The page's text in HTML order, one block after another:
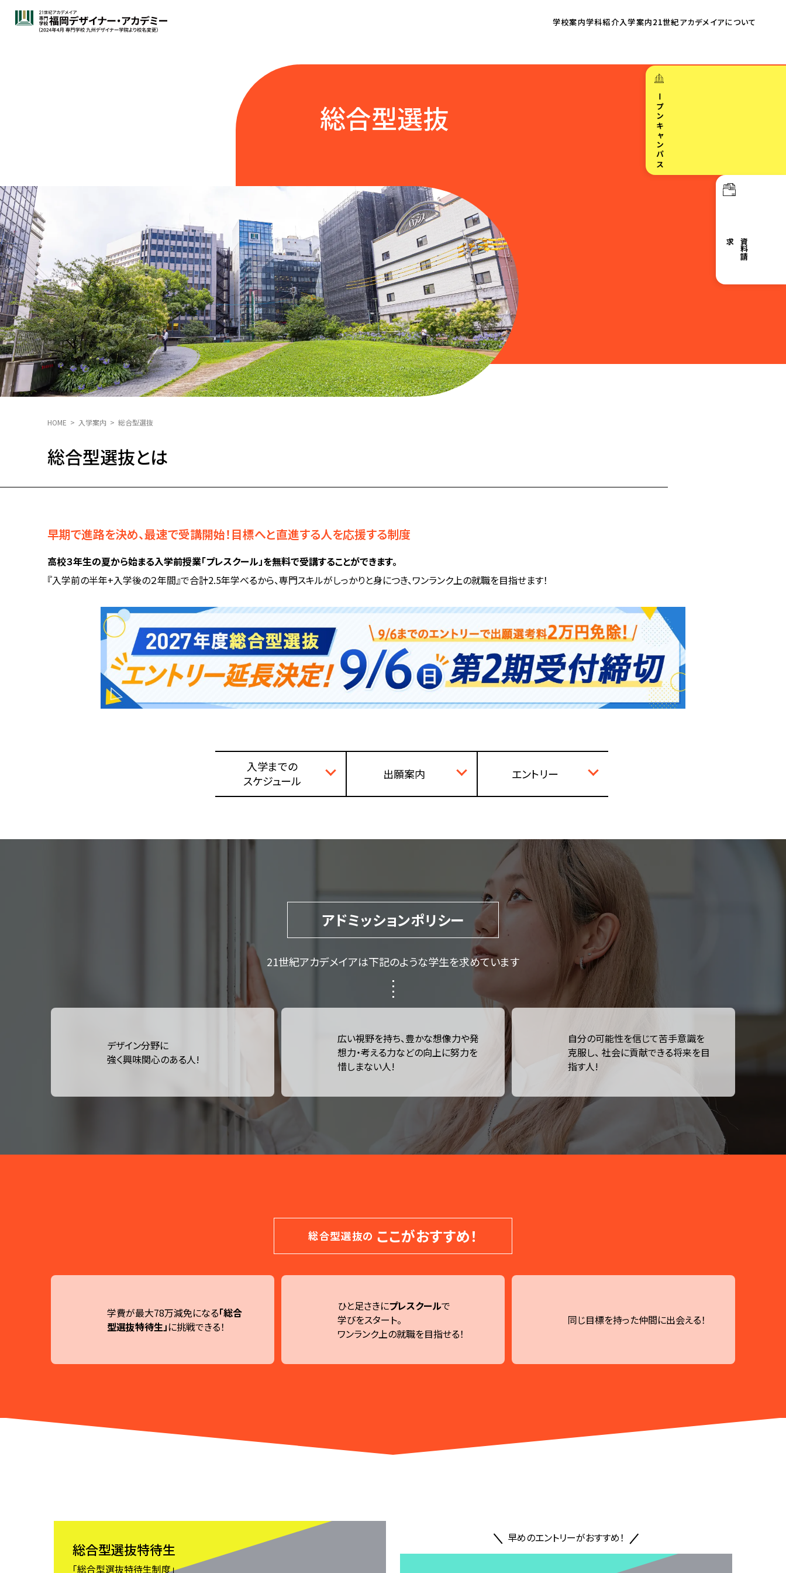
総合型選抜
HOME 入学案内 総合型選抜
総合型選抜とは
早期で進路を決め、最速で受講開始！目標へと直進する人を応援する制度
高校３年生の夏から始まる入学前授業「プレスクール」を無料で受講することができます。
『入学前の半年+入学後の２年間』で合計2.5年学べるから、専門スキルがしっかりと身につき、ワンランク上の就職を目指せます！
入学までの
スケジュール
出願案内 エントリー
アドミッションポリシー
21世紀アカデメイアは下記のような学生を求めています
デザイン分野に
強く興味関心のある人!
広い視野を持ち、豊かな想像力や発
想力・考える力などの向上に努力を
惜しまない人!
自分の可能性を信じて苦手意識を
克服し、 社会に貢献できる将来を目
指す人!
総合型選抜の ここがおすすめ！
学費が最大78万減免になる「総合
型選抜特待生」に挑戦できる！
ひと足さきにプレスクールで
学びをスタート。
ワンランク上の就職を目指せる！
同じ目標を持った仲間に出会える！
総合型選抜特待生
「総合型選抜特待生制度」
早めのエントリーがおすすめ！
オープンキャンパス
資
料
請
求
学校案内学科紹介入学案内21世紀アカデメイアについて